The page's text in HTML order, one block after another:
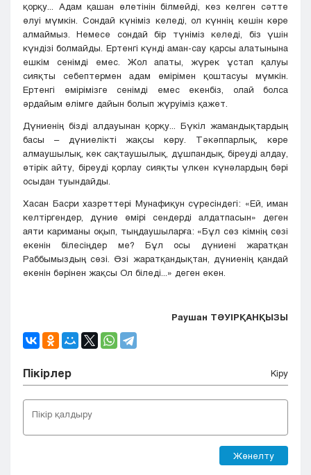
қорқу... Адам қашан өлетінін білмейді, кез келген сәтте
өлуі мүмкін. Сондай күніміз келеді, ол күннің кешін көре
алмаймыз. Немесе сондай бір түніміз келеді, біз үшін
күндізі болмайды. Ертенгі күнді аман-сау қарсы алатынына
ешкім сенімді емес. Жол апаты, жүрек ұстап қалуы
сияқты себептермен адам өмірімен қоштасуы мүмкін.
Ертенгі өмірімізге сенімді емес екенбіз, олай болса
әрдайым өлімге дайын болып жүруіміз қажет.
Дүниенің бізді алдауынан қорқу... Бүкіл жамандықтардың
басы – дүниелікті жақсы көру. Тәкәппарлық, көре
алмаушылық, кек сақтаушылық, дұшпандық, біреуді алдау,
өтірік айту, біреуді қорлау сияқты үлкен күнәлардың бәрі
осыдан туындайды.
Хасан Басри хазреттері Мунафиқун сүресіндегі: «Ей, иман
келтіргендер, дүние өмірі сендерді алдатпасын» деген
аяти кариманы оқып, тыңдаушыларға: «Бұл сөз кімнің сөзі
екенін білесіңдер ме? Бұл осы дүниені жаратқан
Раббымыздың сөзі. Өзі жаратқандықтан, дүниенің қандай
екенін бәрінен жақсы Ол біледі...» деген екен.
Раушан ТӘУІРҚАНҚЫЗЫ
Пікірлер Кіру
Жөнелту